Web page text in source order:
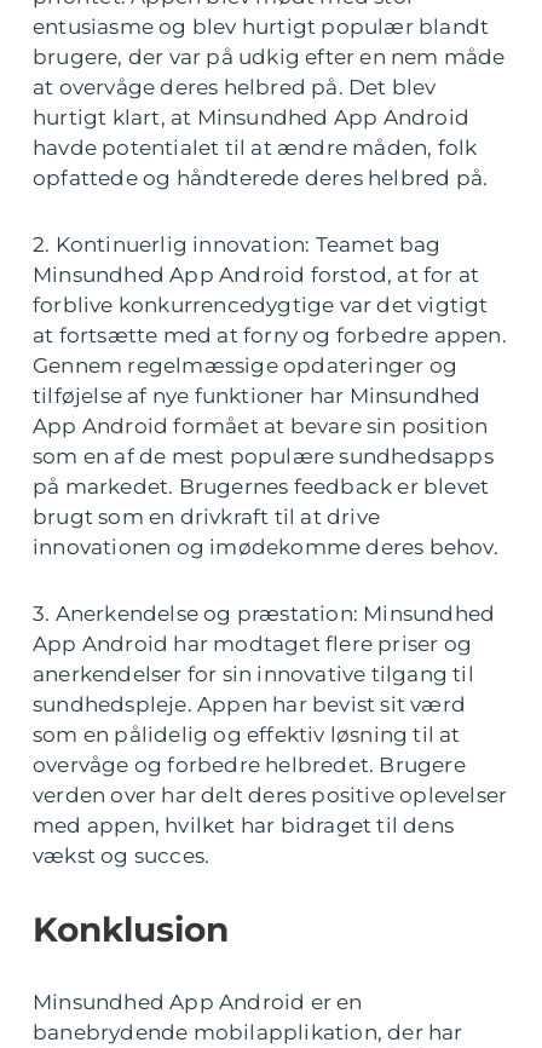
entusiasme og blev hurtigt populær blandt
brugere, der var på udkig efter en nem måde
at overvåge deres helbred på. Det blev
hurtigt klart, at Minsundhed App Android
havde potentialet til at ændre måden, folk
opfattede og håndterede deres helbred på.
2. Kontinuerlig innovation: Teamet bag
Minsundhed App Android forstod, at for at
forblive konkurrencedygtige var det vigtigt
at fortsætte med at forny og forbedre appen.
Gennem regelmæssige opdateringer og
tilføjelse af nye funktioner har Minsundhed
App Android formået at bevare sin position
som en af de mest populære sundhedsapps
på markedet. Brugernes feedback er blevet
brugt som en drivkraft til at drive
innovationen og imødekomme deres behov.
3. Anerkendelse og præstation: Minsundhed
App Android har modtaget flere priser og
anerkendelser for sin innovative tilgang til
sundhedspleje. Appen har bevist sit værd
som en pålidelig og effektiv løsning til at
overvåge og forbedre helbredet. Brugere
verden over har delt deres positive oplevelser
med appen, hvilket har bidraget til dens
vækst og succes.
Konklusion
Minsundhed App Android er en
banebrydende mobilapplikation, der har